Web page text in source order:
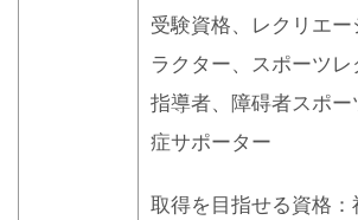
受験資格、レクリエー
ラクター、スポーツ
指導者、障碍者スポ
症サポーター
取得を目指せる資格